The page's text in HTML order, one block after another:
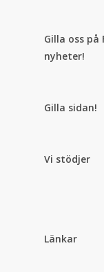
Gilla oss på
nyheter!
Gilla sidan!
Vi stödjer
Länkar